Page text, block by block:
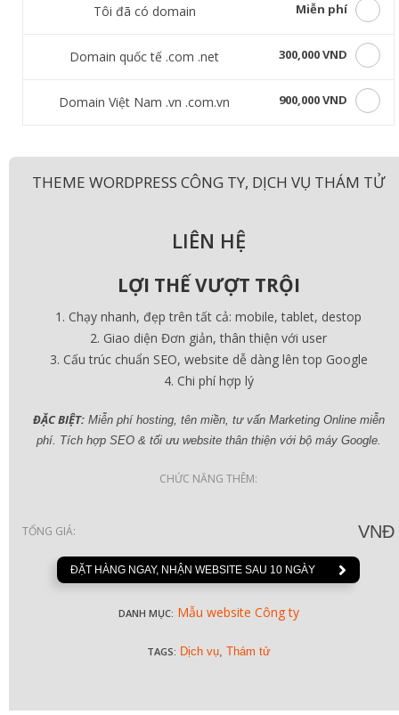
Tôi đã có domain Miễn phí
Domain quốc tế .com .net 300,000 VND
Domain Việt Nam .vn .com.vn 900,000 VND
THEME WORDPRESS CÔNG TY, DỊCH VỤ THÁM TỬ
LIÊN HỆ
LỢI THẾ VƯỢT TRỘI
Chạy nhanh, đẹp trên tất cả: mobile, tablet, destop
Giao diện Đơn giản, thân thiện với user
Cấu trúc chuẩn SEO, website dễ dàng lên top Google
Chi phí hợp lý
ĐẶC BIỆT:Miễn phí hosting, tên miền, tư vấn Marketing Online miễn
phí. Tích hợp SEO & tối ưu website thân thiện với bộ máy Google.
CHỨC NĂNG THÊM:
TỔNG GIÁ: VNĐ
ĐẶT HÀNG NGAY, NHẬN WEBSITE SAU 10 NGÀY
DANH MỤC: Mẫu website Công ty
TAGS: Dịch vụ, Thám tử